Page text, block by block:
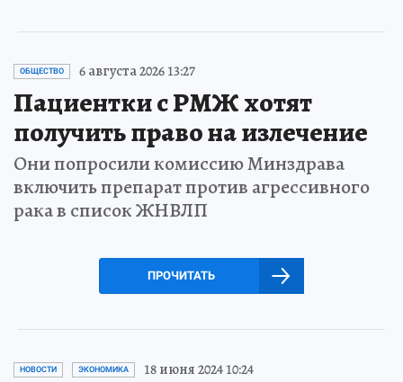
ОБЩЕСТВО 6 августа 2026 13:27
Пациентки с РМЖ хотят
получить право на излечение
Они попросили комиссию Минздрава
включить препарат против агрессивного
рака в список ЖНВЛП
ПРОЧИТАТЬ
НОВОСТИ ЭКОНОМИКА 18 июня 2024 10:24